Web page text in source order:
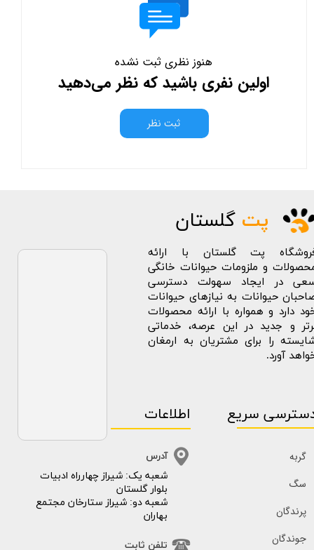
هنوز نظری ثبت نشده
اولین نفری باشید که نظر می‌دهید
ثبت نظر
پت گلستان
پت گلستان با ارائه
و ملزومات حیوانات خانگی
در ایجاد سهولت دسترسی
حیوانات به نیازهای حیوانات
دارد و همواره با ارائه محصولات
و جدید در این عرصه، خدماتی
را برای مشتریان به ارمغان
آورد.
سریع
گربه
سگ
پرندگان
جوندگان
​​شعبه یک: شیراز چهارراه ادبیات
بلوار گلستان
شعبه دو: شیراز ستارخان مجتمع
بهاران
اطلاعات
آدرس
تلفن ثابت